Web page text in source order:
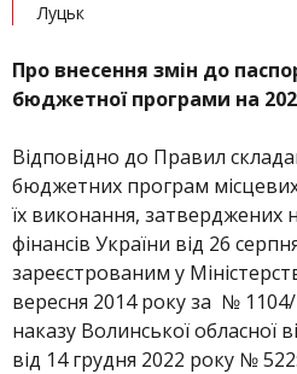
Луцьк
Про внесення змін до
бюджетної програми на
Відповідно до Правил
бюджетних програм
їх виконання, затверджених
фінансів України від 26
зареєстрованим у
вересня 2014 року за № 1104/
наказу Волинської обласної
від 14 грудня 2022 року № 522: